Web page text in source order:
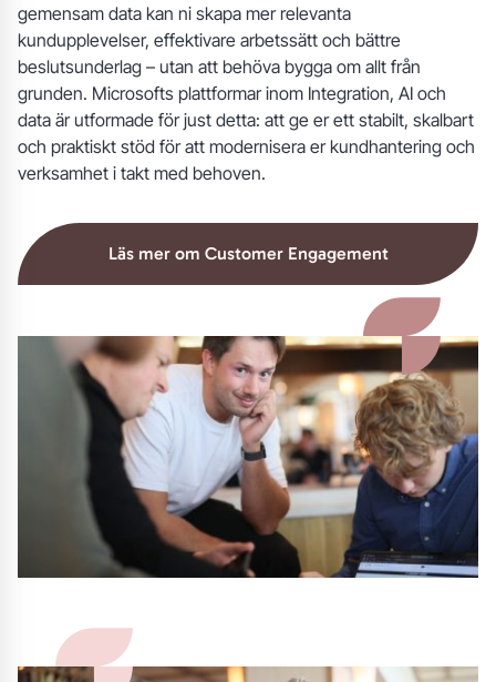
gemensam data kan ni skapa mer relevanta
kundupplevelser, effektivare arbetssätt och bättre
beslutsunderlag – utan att behöva bygga om allt från
grunden. Microsofts plattformar inom Integration, AI och
data är utformade för just detta: att ge er ett stabilt, skalbart
och praktiskt stöd för att modernisera er kundhantering och
verksamhet i takt med behoven.
Läs mer om Customer Engagement